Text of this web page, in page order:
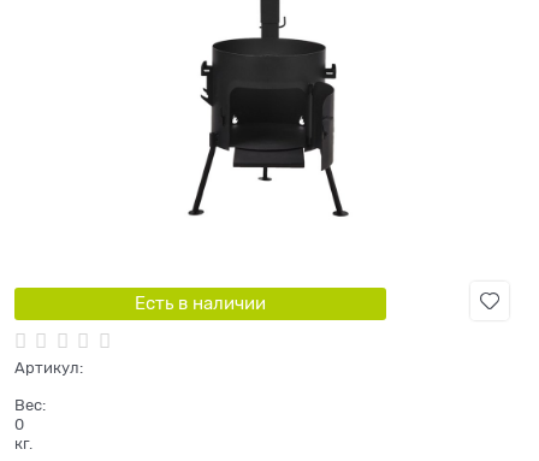
Есть в наличии
Артикул:
Вес:
0
кг.